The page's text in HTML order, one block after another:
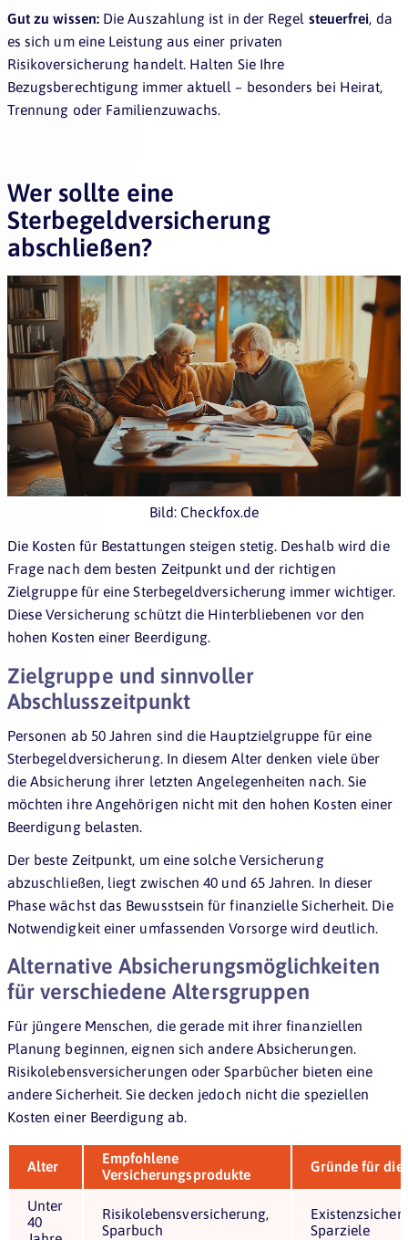
Gut zu wissen:Die Auszahlung ist in der Regel steuerfrei, da
es sich um eine Leistung aus einer privaten
Risikoversicherung handelt. Halten Sie Ihre
Bezugsberechtigung immer aktuell – besonders bei Heirat,
Trennung oder Familienzuwachs.
Wer sollte eine
Sterbegeldversicherung
abschließen?
Bild: Checkfox.de
Die Kosten für Bestattungen steigen stetig. Deshalb wird die
Frage nach dem besten Zeitpunkt und der richtigen
Zielgruppe für eine Sterbegeldversicherung immer wichtiger.
Diese Versicherung schützt die Hinterbliebenen vor den
hohen Kosten einer Beerdigung.
Zielgruppe und sinnvoller
Abschlusszeitpunkt
Personen ab 50 Jahren sind die Hauptzielgruppe für eine
Sterbegeldversicherung. In diesem Alter denken viele über
die Absicherung ihrer letzten Angelegenheiten nach. Sie
möchten ihre Angehörigen nicht mit den hohen Kosten einer
Beerdigung belasten.
Der beste Zeitpunkt, um eine solche Versicherung
abzuschließen, liegt zwischen 40 und 65 Jahren. In dieser
Phase wächst das Bewusstsein für finanzielle Sicherheit. Die
Notwendigkeit einer umfassenden Vorsorge wird deutlich.
Alternative Absicherungsmöglichkeiten
für verschiedene Altersgruppen
Für jüngere Menschen, die gerade mit ihrer finanziellen
Planung beginnen, eignen sich andere Absicherungen.
Risikolebensversicherungen oder Sparbücher bieten eine
andere Sicherheit. Sie decken jedoch nicht die speziellen
Kosten einer Beerdigung ab.
Alter
Empfohlene
Versicherungsprodukte
Gründe für die
Unter
40
Risikolebensversicherung,
Sparbuch
Sparziele